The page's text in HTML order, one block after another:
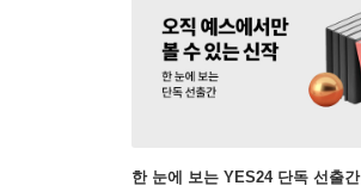
한 눈에 보는 YES24 단독 선출간